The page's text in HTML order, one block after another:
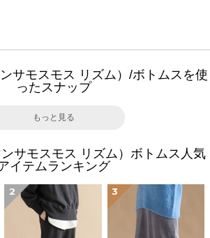
サモスモス リズム）/ボトムスを使
ったスナップ
もっと見る
サモスモス リズム）ボトムス人気
イテムランキング
2 3